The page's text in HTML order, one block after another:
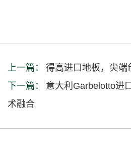
上一篇：
得高进口地板，尖端
下一篇：
意大利Garbelotto进
术融合